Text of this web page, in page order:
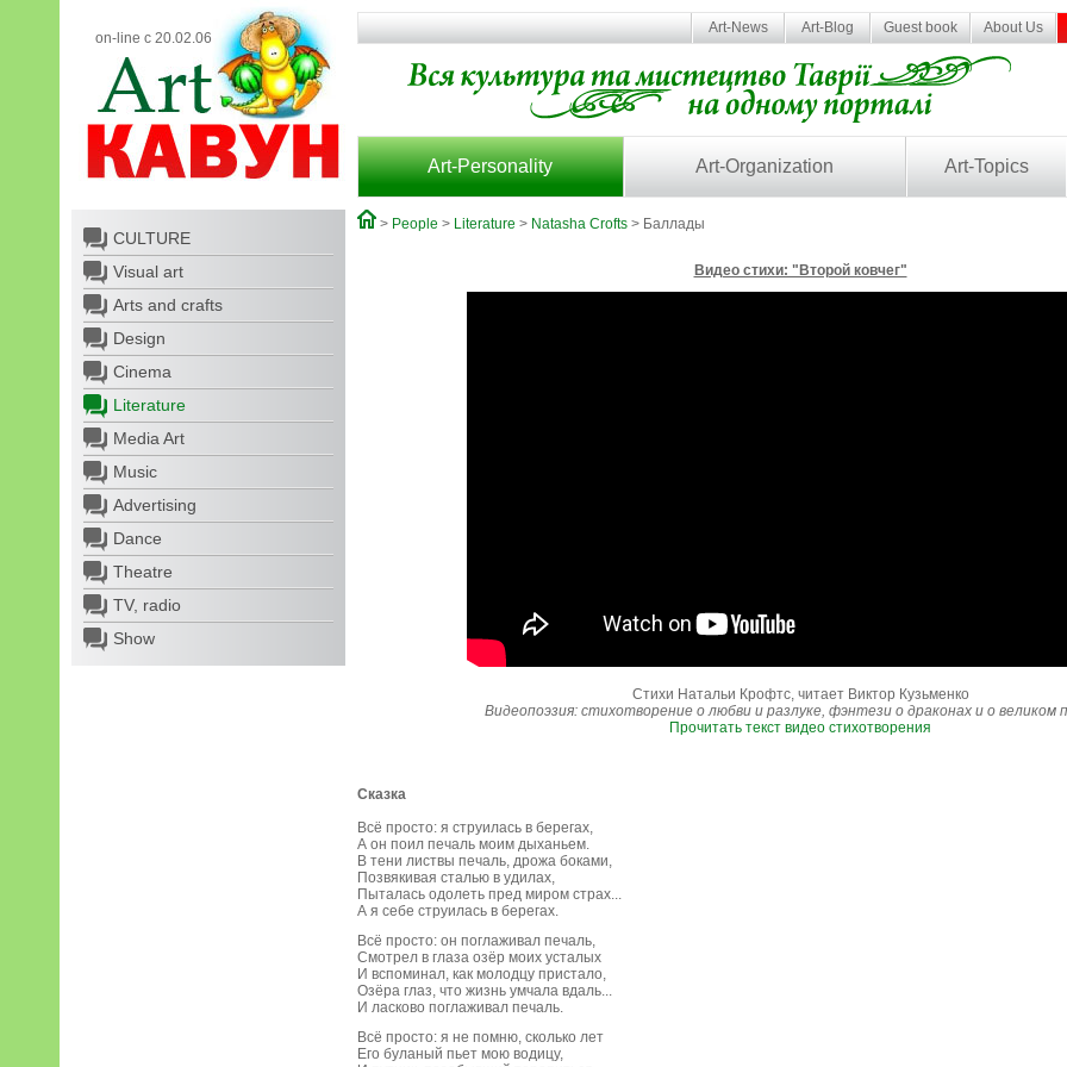
on-line с 20.02.06
Art-News Art-Blog Guest book About Us
Art-Personality Art-Organization Art-Topics
CULTURE
Visual art
Arts and crafts
Design
Cinema
Literature
Media Art
Music
Advertising
Dance
Theatre
TV, radio
Show
> People > Literature > Natasha Crofts > Баллады
Видео стихи: "Второй ковчег"
Стихи Натальи Крофтс, читает Виктор Кузьменко
Видеопоэзия: стихотворение о любви и разлуке, фэнтези о драконах и о великом
Прочитать текст видео стихотворения
Сказка
Всё просто: я струилась в берегах,
А он поил печаль моим дыханьем.
В тени листвы печаль, дрожа боками,
Позвякивая сталью в удилах,
Пыталась одолеть пред миром страх...
А я себе струилась в берегах.
Всё просто: он поглаживал печаль,
Смотрел в глаза озёр моих усталых
И вспоминал, как молодцу пристало,
Озёра глаз, что жизнь умчала вдаль...
И ласково поглаживал печаль.
Всё просто: я не помню, сколько лет
Его буланый пьет мою водицу,